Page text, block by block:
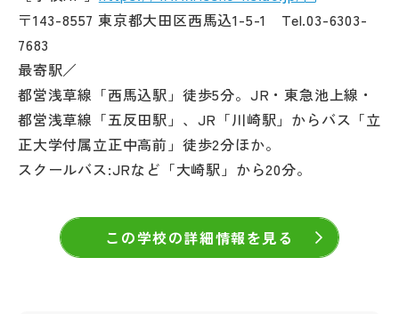
〒143-8557 東京都大田区西馬込1-5-1 Tel.03-6303-
7683
最寄駅／
都営浅草線「西馬込駅」徒歩5分。JR・東急池上線・
都営浅草線「五反田駅」、JR「川崎駅」からバス「立
正大学付属立正中高前」徒歩2分ほか。
スクールバス:JRなど「大崎駅」から20分。
この学校の詳細情報を見る